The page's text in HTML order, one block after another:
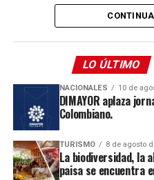
jornada también ofrecerá
expresiones de la cultura
Desde el mediodía y hasta
silleteras de la vereda
público. Allí, los visitantes
donde las familias
conocer el trabajo que
compartir con los silleteros
sus creaciones a uno de
importantes de Antioquia.
LO ÚLTIMO
NACIONALES 10 de
DIMAYOR aplaza
Colombiano.
TURISMO 8 de agosto
La biodiversidad, la
paisa se encuentra